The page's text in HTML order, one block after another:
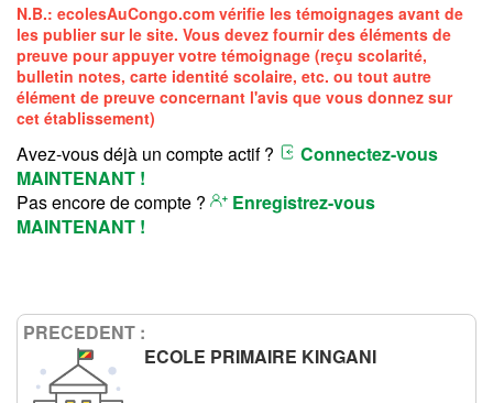
N.B.: ecolesAuCongo.com vérifie les témoignages avant de
les publier sur le site. Vous devez fournir des éléments de
preuve pour appuyer votre témoignage (reçu scolarité,
bulletin notes, carte identité scolaire, etc. ou tout autre
élément de preuve concernant l'avis que vous donnez sur
cet établissement)
Avez-vous déjà un compte actif ?
Connectez-vous
MAINTENANT !
Pas encore de compte ?
Enregistrez-vous
MAINTENANT !
PRECEDENT :
ECOLE PRIMAIRE KINGANI